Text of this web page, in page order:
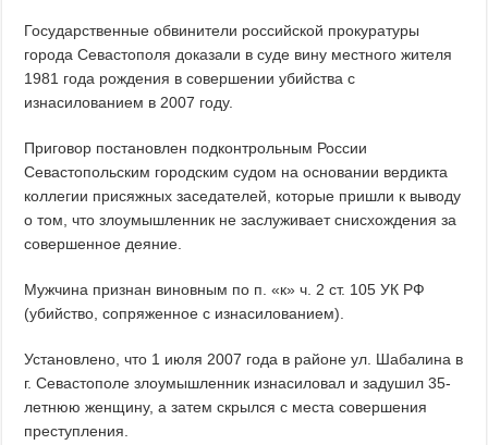
Государственные обвинители российской прокуратуры
города Севастополя доказали в суде вину местного жителя
1981 года рождения в совершении убийства с
изнасилованием в 2007 году.
Приговор постановлен подконтрольным России
Севастопольским городским судом на основании вердикта
коллегии присяжных заседателей, которые пришли к выводу
о том, что злоумышленник не заслуживает снисхождения за
совершенное деяние.
Мужчина признан виновным по п. «к» ч. 2 ст. 105 УК РФ
(убийство, сопряженное с изнасилованием).
Установлено, что 1 июля 2007 года в районе ул. Шабалина в
г. Севастополе злоумышленник изнасиловал и задушил 35-
летнюю женщину, а затем скрылся с места совершения
преступления.